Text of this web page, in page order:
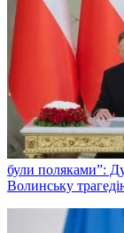
були поляками”:
Волинську